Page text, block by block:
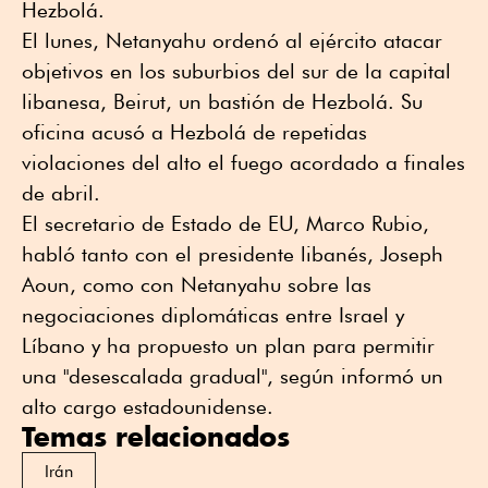
Hezbolá.
El lunes, Netanyahu ordenó al ejército atacar
objetivos en los suburbios del sur de la capital
libanesa, Beirut, un bastión de Hezbolá. Su
⁠oficina acusó a Hezbolá de repetidas
violaciones del alto el fuego acordado a finales
de abril.
El secretario de Estado de EU, Marco Rubio,
habló tanto con el presidente libanés, Joseph
Aoun, como con Netanyahu sobre las
negociaciones diplomáticas entre Israel y
Líbano y ha propuesto un plan para permitir
una "desescalada gradual", según informó un
alto cargo estadounidense.
Temas relacionados
Irán